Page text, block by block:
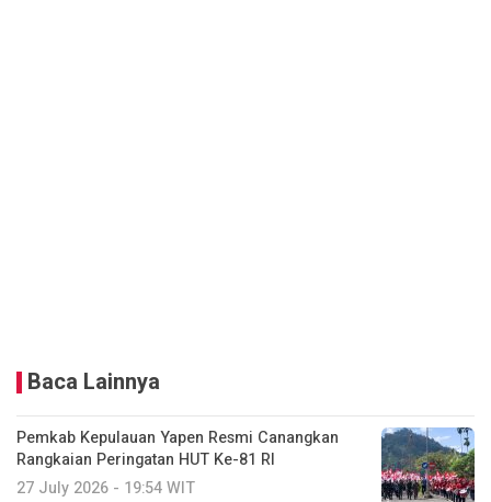
Baca Lainnya
Pemkab Kepulauan Yapen Resmi Canangkan
Rangkaian Peringatan HUT Ke-81 RI
27 July 2026 - 19:54 WIT